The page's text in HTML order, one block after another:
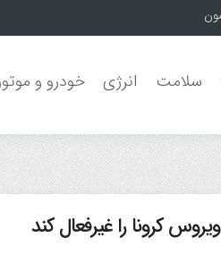
جنگل‌ها
سلامت انرژی خودرو و
کرونا را غیرفعال کند